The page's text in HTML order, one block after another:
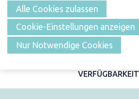
ÜBERSICHT
VERFÜGBARKEIT
Alle Cookies zulassen
Cookie-Einstellungen anzeigen
Nur Notwendige Cookies